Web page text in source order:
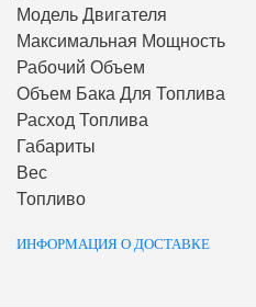
Модель Двигателя
Максимальная Мощность
Рабочий Объем
Объем Бака Для Топлива
Расход Топлива
Габариты
Вес
Топливо
ИНФОРМАЦИЯ О ДОСТАВКЕ